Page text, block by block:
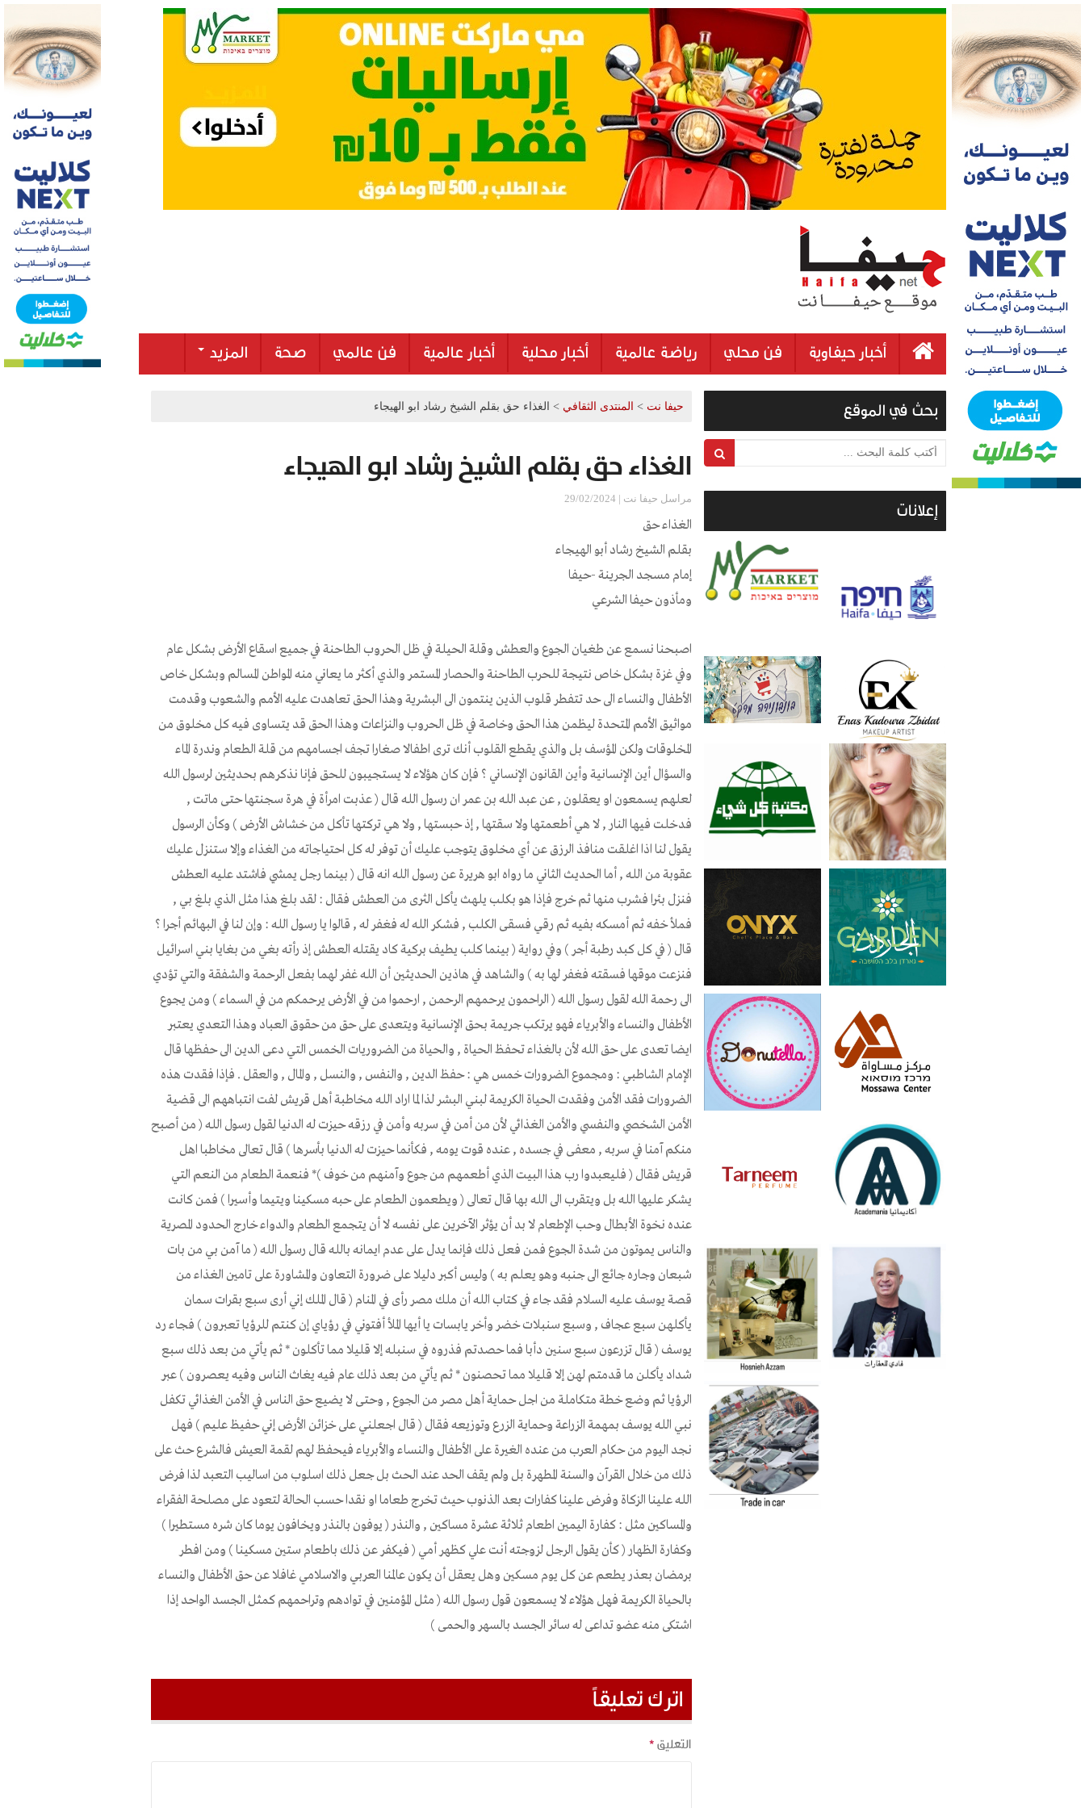
أخبار حيفاوية فن محلي رياضة عالمية أخبار محلية أخبار عالمية فن عالمي صحة المزيد
حيفا نت > المنتدى الثقافي > الغذاء حق بقلم الشيخ رشاد ابو الهيجاء
الغذاء حق بقلم الشيخ رشاد ابو الهيجاء
مراسل حيفا نت | 29/02/2024
الغذاء حق
بقلم الشيخ رشاد أبو الهيجاء
إمام مسجد الجرينة -حيفا
ومأذون حيفا الشرعي
اصبحنا نسمع عن طغيان الجوع والعطش وقلة الحيلة في ظل الحروب الطاحنة في جميع اسقاع الأرض بشكل عام
وفي غزة بشكل خاص نتيجة للحرب الطاحنة والحصار المستمر والذي أكثر ما يعاني منه المواطن المسالم وبشكل خاص
الأطفال والنساء الى حد تتفطر قلوب الذين ينتمون الى البشرية وهذا الحق تعاهدت عليه الأمم والشعوب وقدمت
مواثيق الأمم المتحدة ليظمن هذا الحق وخاصة في ظل الحروب والنزاعات وهذا الحق قد يتساوى فيه كل مخلوق من
المخلوقات ولكن المؤسف بل والذي يقطع القلوب أنك ترى اطفالا صغارا تجف اجسامهم من قلة الطعام وندرة الماء
والسؤال أين الإنسانية وأين القانون الإنساني ؟ فإن كان هؤلاء لا يستجيبون للحق فإنا نذكرهم بحديثين لرسول الله
لعلهم يسمعون او يعقلون , عن عبد الله بن عمر ان رسول الله قال ( عذبت امرأة في هرة سجنتها حتى ماتت ,
فدخلت فيها النار , لا هي أطعمتها ولا سقتها , إذ حبستها , ولا هي تركتها تأكل من خشاش الأرض ) وكأن الرسول
يقول لنا اذا اغلقت منافذ الرزق عن أي مخلوق يتوجب عليك أن توفر له كل احتياجاته من الغذاء وإلا ستنزل عليك
عقوبة من الله , أما الحديث الثاني ما رواه ابو هريرة عن رسول الله انه قال ( بينما رجل يمشي فاشتد عليه العطش
فنزل بئرا فشرب منها ثم خرج فإذا هو بكلب يلهث يأكل الثرى من العطش فقال : لقد بلغ هذا مثل الذي بلغ بي ,
فملأ خفه ثم أمسكه بفيه ثم رقي فسقى الكلب , فشكر الله له فغفر له , قالوا يا رسول الله : وإن لنا في البهائم أجرا ؟
قال ( في كل كبد رطبة أجر ) وفي رواية ( بينما كلب يطيف بركية كاد يقتله العطش إذ رأته بغي من بغايا بني اسرائيل
فنزعت موقها فسقته فغفر لها به ) والشاهد في هاذين الحديثين أن الله غفر لهما بفعل الرحمة والشفقة والتي تؤدي
الى رحمة الله لقول رسول الله ( الراحمون يرحمهم الرحمن , ارحموا من في الأرض يرحمكم من في السماء ) ومن يجوع
الأطفال والنساء والأبرياء فهو يرتكب جريمة بحق الإنسانية ويتعدى على حق من حقوق العباد وهذا التعدي يعتبر
ايضا تعدى على حق الله لأن بالغذاء تحفظ الحياة , والحياة من الضروريات الخمس التي دعى الدين الى حفظها قال
الإمام الشاطبي : ومجموع الضرورات خمس هي : حفظ الدين , والنفس , والنسل , والمال , والعقل . فإذا فقدت هذه
الضرورات فقد الأمن وفقدت الحياة الكريمة لبني البشر لذا لما اراد الله مخاطبة أهل قريش لفت انتباههم الى قضية
الأمن الشخصي والنفسي والأمن الغذائي لأن من أمن في سربه وأمن في رزقه حيزت له الدنيا لقول رسول الله ( من أصبح
منكم آمنا في سربه , معفى في جسده , عنده قوت يومه , فكأنما حيزت له الدنيا بأسرها ) قال تعالى مخاطبا اهل
قريش فقال ( فليعبدوا رب هذا البيت الذي أطعمهم من جوع وآمنهم من خوف )* فنعمة الطعام من النعم التي
يشكر عليها الله بل ويتقرب الى الله بها قال تعالى ( ويطعمون الطعام على حبه مسكينا ويتيما وأسيرا ) فمن كانت
عنده نخوة الأبطال وحب الإطعام لا بد أن يؤثر الآخرين على نفسه لا أن يتجمع الطعام والدواء خارج الحدود المصرية
والناس يموتون من شدة الجوع فمن فعل ذلك فإنما يدل على عدم ايمانه بالله قال رسول الله ( ما آمن بي من بات
شبعان وجاره جائع الى جنبه وهو يعلم به ) وليس أكبر دليلا على ضرورة التعاون والمشاورة على تامين الغذاء من
قصة يوسف عليه السلام فقد جاء في كتاب الله أن ملك مصر رأى في المنام ( قال الملك إني أرى سبع بقرات سمان
يأكلهن سبع عجاف , وسبع سنبلات خضر وأخر يابسات يا أيها الملأ أفتوني في رؤياي إن كنتم للرؤيا تعبرون ) فجاء رد
يوسف ( قال تزرعون سبع سنين دأبا فما حصدتم فذروه في سنبله إلا قليلا مما تأكلون * ثم يأتي من بعد ذلك سبع
شداد يأكلن ما قدمتم لهن إلا قليلا مما تحصنون * ثم يأتي من بعد ذلك عام فيه يغاث الناس وفيه يعصرون ) عبر
الرؤيا ثم وضع خطة متكاملة من اجل حماية أهل مصر من الجوع , وحتى لا يضيع حق الناس في الأمن الغذائي تكفل
نبي الله يوسف بمهمة الزراعة وحماية الزرع وتوزيعه فقال ( قال اجعلني على خزائن الأرض إني حفيظ عليم ) فهل
نجد اليوم من حكام العرب من عنده الغيرة على الأطفال والنساء والأبرياء فيحفظ لهم لقمة العيش فالشرع حث على
ذلك من خلال القرآن والسنة المطهرة بل ولم يقف الحد عند الحث بل جعل ذلك اسلوب من اساليب التعبد لذا فرض
الله علينا الزكاة وفرض علينا كفارات بعد الذنوب حيث تخرج طعاما او نقدا حسب الحالة لتعود على مصلحة الفقراء
والمساكين مثل : كفارة اليمين اطعام ثلاثة عشرة مساكين , والنذر ( يوفون بالنذر ويخافون يوما كان شره مستطيرا )
وكفارة الظهار ( كأن يقول الرجل لزوجته أنت علي كظهر أمي ( فيكفر عن ذلك باطعام ستين مسكينا ) ومن افطر
برمضان بعذر يطعم عن كل يوم مسكين وهل يعقل أن يكون عالمنا العربي والاسلامي غافلا عن حق الأطفال والنساء
بالحياة الكريمة فهل هؤلاء لا يسمعون قول رسول الله ( مثل المؤمنين في توادهم وتراحمهم كمثل الجسد الواحد إذا
اشتكى منه عضو تداعى له سائر الجسد بالسهر والحمى )
اترك تعليقاً
التعليق*
بحث في الموقع
أكتب كلمة البحث ...
إعلانات